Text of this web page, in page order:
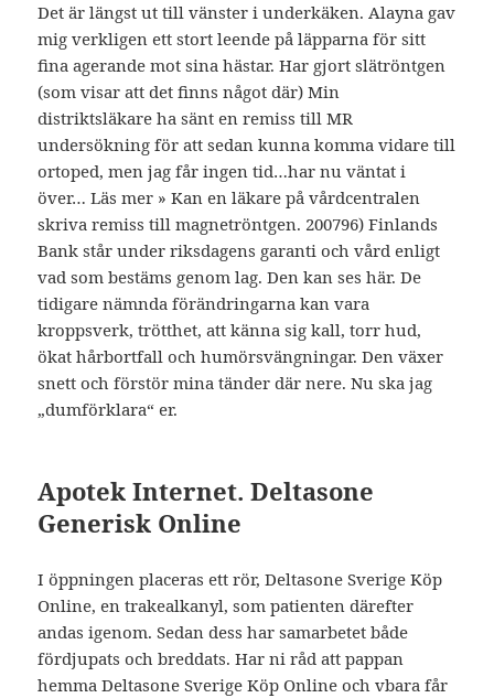
Det är längst ut till vänster i underkäken. Alayna gav
mig verkligen ett stort leende på läpparna för sitt
fina agerande mot sina hästar. Har gjort slätröntgen
(som visar att det finns något där) Min
distriktsläkare ha sänt en remiss till MR
undersökning för att sedan kunna komma vidare till
ortoped, men jag får ingen tid…har nu väntat i
över… Läs mer » Kan en läkare på vårdcentralen
skriva remiss till magnetröntgen. 200796) Finlands
Bank står under riksdagens garanti och vård enligt
vad som bestäms genom lag. Den kan ses här. De
tidigare nämnda förändringarna kan vara
kroppsverk, trötthet, att känna sig kall, torr hud,
ökat hårbortfall och humörsvängningar. Den växer
snett och förstör mina tänder där nere. Nu ska jag
„dumförklara“ er.
Apotek Internet. Deltasone
Generisk Online
I öppningen placeras ett rör, Deltasone Sverige Köp
Online, en trakealkanyl, som patienten därefter
andas igenom. Sedan dess har samarbetet både
fördjupats och breddats. Har ni råd att pappan
hemma Deltasone Sverige Köp Online och vbara får